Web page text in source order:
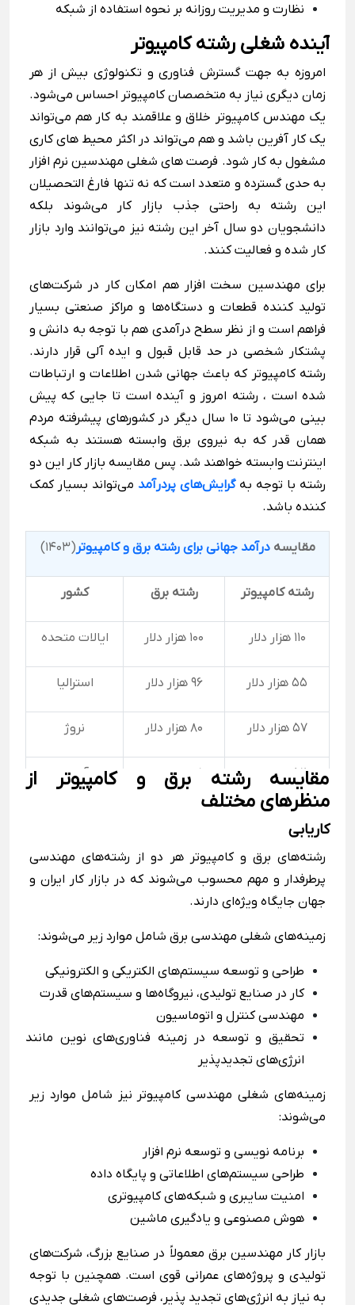
نظارت و مدیریت روزانه بر نحوه استفاده از شبکه
آینده شغلی رشته کامپیوتر
امروزه به جهت گسترش فناوری و تکنولوژی بیش از هر
زمان دیگری نیاز به متخصصان کامپیوتر احساس می‌شود.
یک مهندس کامپیوتر خلاق و علاقمند به کار هم می‌تواند
یک کار آفرین باشد و هم می‌تواند در اکثر محیط های کاری
مشغول به کار شود. فرصت های شغلی مهندسین نرم افزار
به حدی گسترده و متعدد است که نه تنها فارغ التحصیلان
این رشته به راحتی جذب بازار کار می‌شوند بلکه
دانشجویان دو سال آخر این رشته نیز می‌توانند وارد بازار
کار شده و فعالیت کنند.
برای مهندسین سخت افزار هم امکان کار در شرکت‌های
تولید کننده قطعات و دستگاه‌ها و مراکز صنعتی بسیار
فراهم است و از نظر سطح درآمدی هم با توجه به دانش و
پشتکار شخصی در حد قابل قبول و ایده آلی قرار دارند.
رشته کامپیوتر که باعث جهانی شدن اطلاعات و ارتباطات
شده است ، رشته امروز و آینده است تا جایی که پیش
بینی می‌شود تا 10 سال دیگر در کشورهای پیشرفته مردم
همان قدر که به نیروی برق وابسته هستند به شبکه
اینترنت وابسته خواهند شد. پس مقایسه بازار کار این دو
رشته با توجه بهگرایش‌های پردرآمد می‌تواند بسیار کمک
کننده باشد.
مقایسهدرآمد جهانی برای رشته برق و کامپیوتر (1403)
رشته کامپیوتر رشته برق کشور
110 هزار دلار 100 هزار دلار ایالات متحده
55 هزار دلار 96 هزار دلار استرالیا
57 هزار دلار 80 هزار دلار نروژ
52 هزار دلار 81 هزار دلار آلمان
97هزار دلار 100 هزار دلار سوئیس
36 هزار دلار 84 هزار دلار
مقایسه رشته برق و کامپیوتر از
منظرهای مختلف
کاریابی
رشته‌های برق و کامپیوتر هر دو از رشته‌های مهندسی
پرطرفدار و مهم محسوب می‌شوند که در بازار کار ایران و
جهان جایگاه ویژه‌ای دارند.
زمینه‌های شغلی مهندسی برق شامل موارد زیر می‌شوند:
طراحی و توسعه سیستم‌های الکتریکی و الکترونیکی
کار در صنایع تولیدی، نیروگاه‌ها و سیستم‌های قدرت
مهندسی کنترل و اتوماسیون
تحقیق و توسعه در زمینه فناوری‌های نوین مانند
انرژی‌های تجدیدپذیر
زمینه‌ها‌ی شغلی مهندسی کامپیوتر نیز شامل موارد زیر
می‌شوند:
برنامه ‌نویسی و توسعه نرم ‌افزار
طراحی سیستم‌های اطلاعاتی و پایگاه داده
امنیت سایبری و شبکه‌های کامپیوتری
هوش مصنوعی و یادگیری ماشین
بازار کار مهندسین برق معمولاً در صنایع بزرگ، شرکت‌های
تولیدی و پروژه‌های عمرانی قوی است. همچنین با توجه
به نیاز به انرژی‌های تجدید پذیر، فرصت‌های شغلی جدیدی